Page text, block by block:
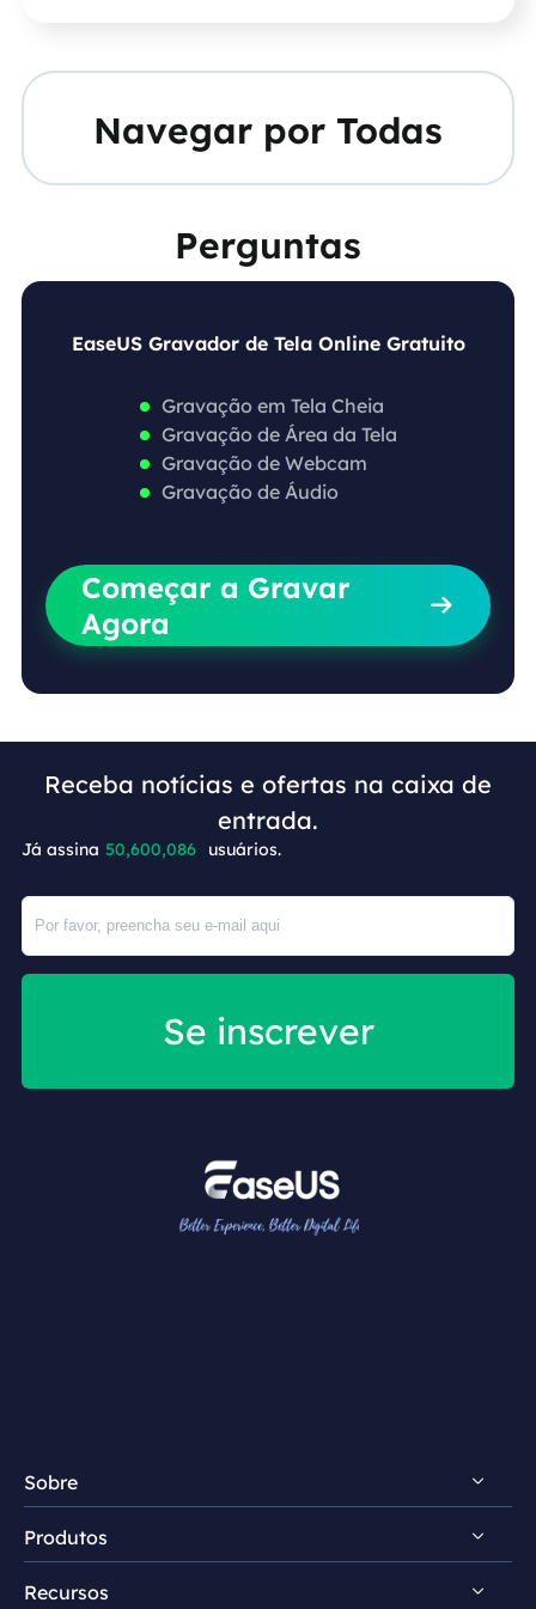
Navegar por Todas
Perguntas
EaseUS Gravador de Tela Online Gratuito
Gravação em Tela Cheia
Gravação de Área da Tela
Gravação de Webcam
Gravação de Áudio
Começar a Gravar
Agora

Receba notícias e ofertas na caixa de
entrada.
Já assina 50,600,086 usuários.
Se inscrever
Sobre
Conheça EaseUS
Comentários e prêmios
Produtos
RecExperts para Windows
Recursos
+8